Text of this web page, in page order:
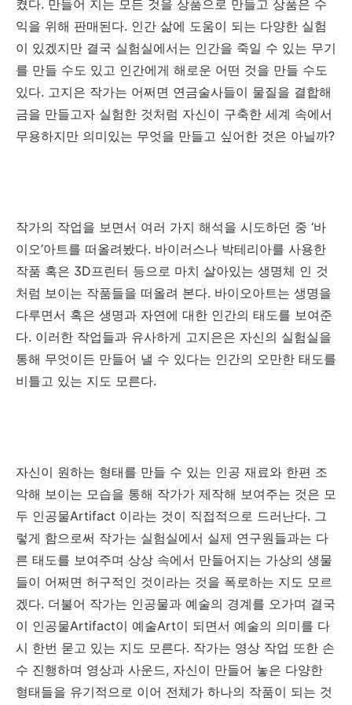
켰다. 만들어 지는 모든 것을 상품으로 만들고 상품은 수
익을 위해 판매된다. 인간 삶에 도움이 되는 다양한 실험
이 있겠지만 결국 실험실에서는 인간을 죽일 수 있는 무기
를 만들 수도 있고 인간에게 해로운 어떤 것을 만들 수도
있다. 고지은 작가는 어쩌면 연금술사들이 물질을 결합해
금을 만들고자 실험한 것처럼 자신이 구축한 세계 속에서
무용하지만 의미있는 무엇을 만들고 싶어한 것은 아닐까?
작가의 작업을 보면서 여러 가지 해석을 시도하던 중 ‘바
이오’아트를 떠올려봤다. 바이러스나 박테리아를 사용한
작품 혹은 3D프린터 등으로 마치 살아있는 생명체 인 것
처럼 보이는 작품들을 떠올려 본다. 바이오아트는 생명을
다루면서 혹은 생명과 자연에 대한 인간의 태도를 보여준
다. 이러한 작업들과 유사하게 고지은은 자신의 실험실을
통해 무엇이든 만들어 낼 수 있다는 인간의 오만한 태도를
비틀고 있는 지도 모른다.
자신이 원하는 형태를 만들 수 있는 인공 재료와 한편 조
악해 보이는 모습을 통해 작가가 제작해 보여주는 것은 모
두 인공물Artifact 이라는 것이 직접적으로 드러난다. 그
렇게 함으로써 작가는 실험실에서 실제 연구원들과는 다
른 태도를 보여주며 상상 속에서 만들어지는 가상의 생물
들이 어쩌면 허구적인 것이라는 것을 폭로하는 지도 모르
겠다. 더불어 작가는 인공물과 예술의 경계를 오가며 결국
이 인공물Artifact이 예술Art이 되면서 예술의 의미를 다
시 한번 묻고 있는 지도 모른다. 작가는 영상 작업 또한 손
수 진행하며 영상과 사운드, 자신이 만들어 놓은 다양한
형태들을 유기적으로 이어 전체가 하나의 작품이 되는 것